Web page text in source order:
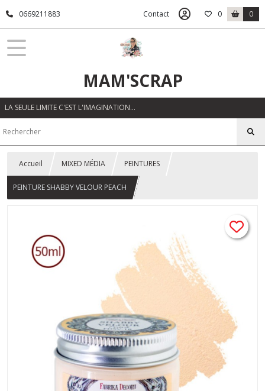
0669211883 Contact 0 0
MAM'SCRAP
LA SEULE LIMITE C'EST L'IMAGINATION…
Accueil MIXED MÉDIA PEINTURES
PEINTURE SHABBY VELOUR PEACH